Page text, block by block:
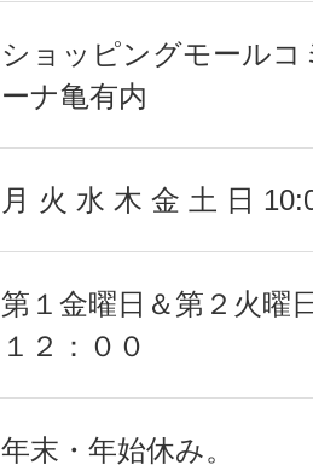
ショッピングモール
ーナ亀有内
月 火 水 木 金 土 日
第１金曜日＆第２火曜
１２：００
年末・年始休み。